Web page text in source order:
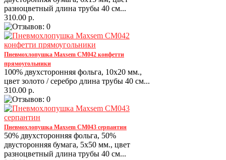
разноцветный длина трубы 40 см...
310.00 р.
Пневмохлопушка Maxsem CM042 конфетти
прямоугольники
100% двухсторонняя фольга, 10х20 мм.,
цвет золото / серебро длина трубы 40 см...
310.00 р.
Пневмохлопушка Maxsem CM043 серпантин
50% двухсторонняя фольга, 50%
двусторонняя бумага, 5х50 мм., цвет
разноцветный длина трубы 40 см...